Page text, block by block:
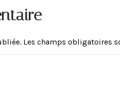
Les champs obligatoires